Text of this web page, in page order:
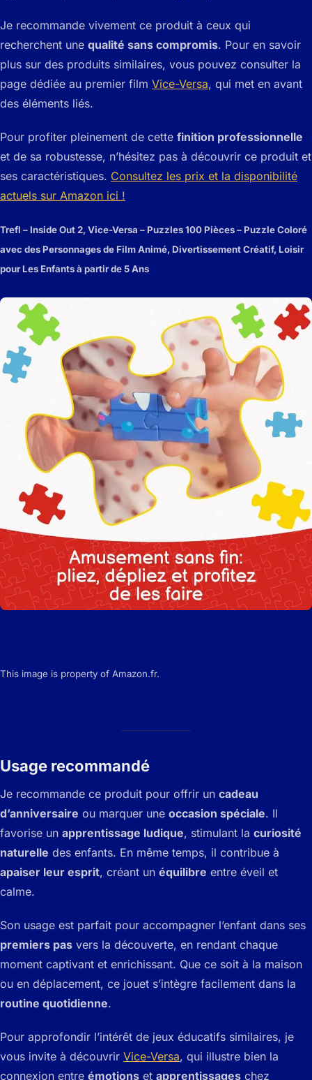
Je recommande vivement ce produit à ceux qui
recherchent une qualité sans compromis. Pour en savoir
plus sur des produits similaires, vous pouvez consulter la
page dédiée au premier film Vice-Versa, qui met en avant
des éléments liés.
Pour profiter pleinement de cette finition professionnelle
et de sa robustesse, n’hésitez pas à découvrir ce produit et
ses caractéristiques. Consultez les prix et la disponibilité
actuels sur Amazon ici !
Trefl – Inside Out 2, Vice-Versa – Puzzles 100 Pièces – Puzzle Coloré
avec des Personnages de Film Animé, Divertissement Créatif, Loisir
pour Les Enfants à partir de 5 Ans
This image is property of Amazon.fr.
Usage recommandé
Je recommande ce produit pour offrir un cadeau
d’anniversaire ou marquer une occasion spéciale. Il
favorise un apprentissage ludique, stimulant la curiosité
naturelle des enfants. En même temps, il contribue à
apaiser leur esprit, créant un équilibre entre éveil et
calme.
Son usage est parfait pour accompagner l’enfant dans ses
premiers pas vers la découverte, en rendant chaque
moment captivant et enrichissant. Que ce soit à la maison
ou en déplacement, ce jouet s’intègre facilement dans la
routine quotidienne.
Pour approfondir l’intérêt de jeux éducatifs similaires, je
vous invite à découvrir Vice-Versa, qui illustre bien la
connexion entre émotions et apprentissages chez